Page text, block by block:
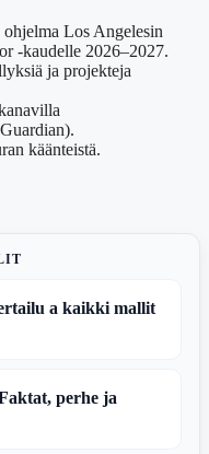
Los Angelesin
-kaudelle 2026–2027.
ja projekteja
käänteistä.
a kaikki mallit
perhe ja